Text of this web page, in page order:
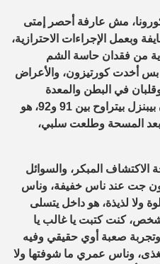
مش عارفة أحصر إمتى
وبعمل الإجراءات الاحترازية،
من فقدان حاسة الشم
بس أخدت كورتيزون، والأعراض
في البطن والمعدة
وحاجات متغيرة، والأكسجين كان بيبنزل بيتراوح بين 91 و92، هو
المسحة وطلعت سلبي،
الاكتشاف المبكر، والسوائل
جت عند ناس خفيفة، وناس
ولا لذيذة، هو داخل يتسلى
كنت كتبت يا غالب يا
وتجربة صعبة أوي حقيقي وفيه
وناس عمري ما شوفتها ولا